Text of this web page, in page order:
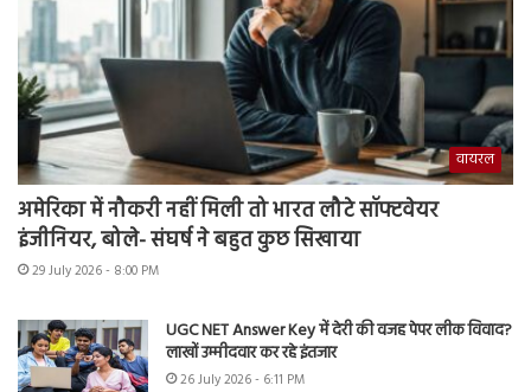
वायरल
अमेरिका में नौकरी नहीं मिली तो भारत लौटे सॉफ्टवेयर
इंजीनियर, बोले- संघर्ष ने बहुत कुछ सिखाया
29 July 2026 - 8:00 PM
UGC NET Answer Key में देरी की वजह पेपर लीक विवाद?
लाखों उम्मीदवार कर रहे इंतजार
26 July 2026 - 6:11 PM